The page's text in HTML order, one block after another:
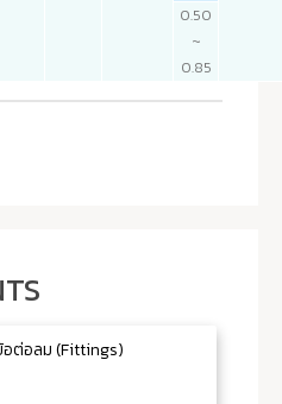
0.50
~
0.85
ต่อลม (Fittings)